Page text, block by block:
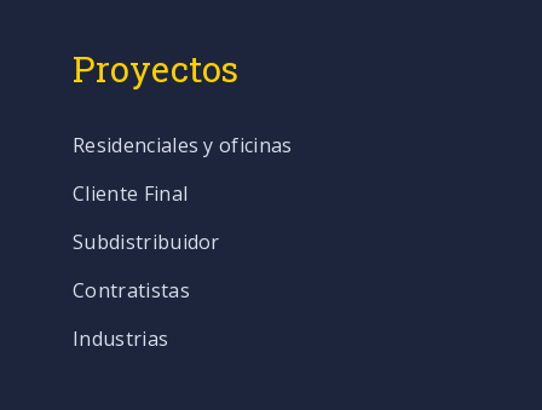
Proyectos
Residenciales y oficinas
Cliente Final
Subdistribuidor
Contratistas
Industrias